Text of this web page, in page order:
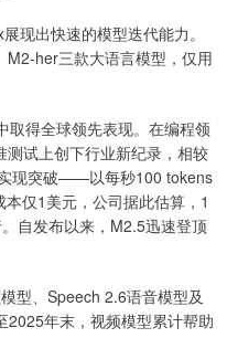
现出快速的模型迭代能力。
her三款大语言模型，仅用
取得全球领先表现。在编程领
试上创下行业新纪录，相较
现突破——以每秒100 tokens
仅1美元，公司据此估算，1
自发布以来，M2.5迅速登顶
型、Speech 2.6语音模型及
年末，视频模型累计帮助